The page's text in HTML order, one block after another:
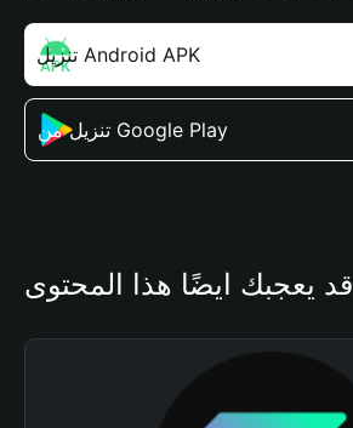
تنزيل Android APK
تنزيل من Google Play
قد يعجبك أيضًا هذا المحتوى